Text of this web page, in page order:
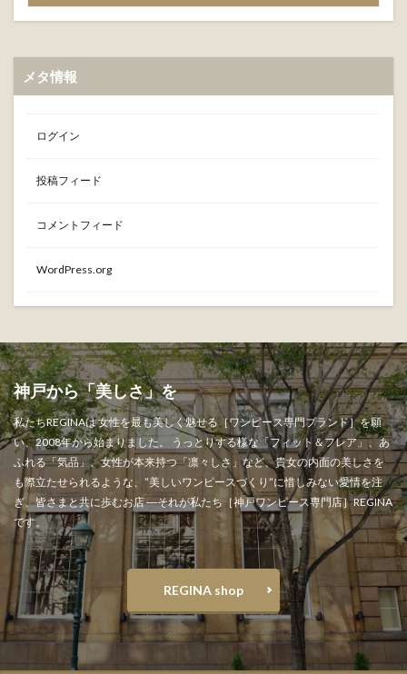
メタ情報
ログイン
投稿フィード
コメントフィード
WordPress.org
神戸から「美しさ」を" width="1000" height="1000" >
神戸から「美しさ」を
私たちREGINAは 女性を最も美しく魅せる［ワンピース専門ブランド］を願
い、2008年から始まりました。 うっとりする様な「フィット＆フレア」、あ
ふれる「気品」、女性が本来持つ「凛々しさ」など、貴女の内面の美しさを
も際立たせられるような、”美しいワンピースづくり”に惜しみない愛情を注
ぎ、皆さまと共に歩むお店 ―それが私たち［神戸ワンピース専門店］REGINA
です。
REGINA shop